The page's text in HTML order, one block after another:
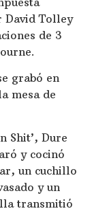
David Tolley
de 3
grabó en
mesa de
Shit’, Dure
y cocinó
un cuchillo
y un
transmitió